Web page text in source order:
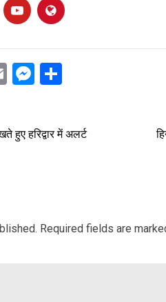
EmailMessenger
Share
हुए हरिद्वार में अलर्ट
Required fields are